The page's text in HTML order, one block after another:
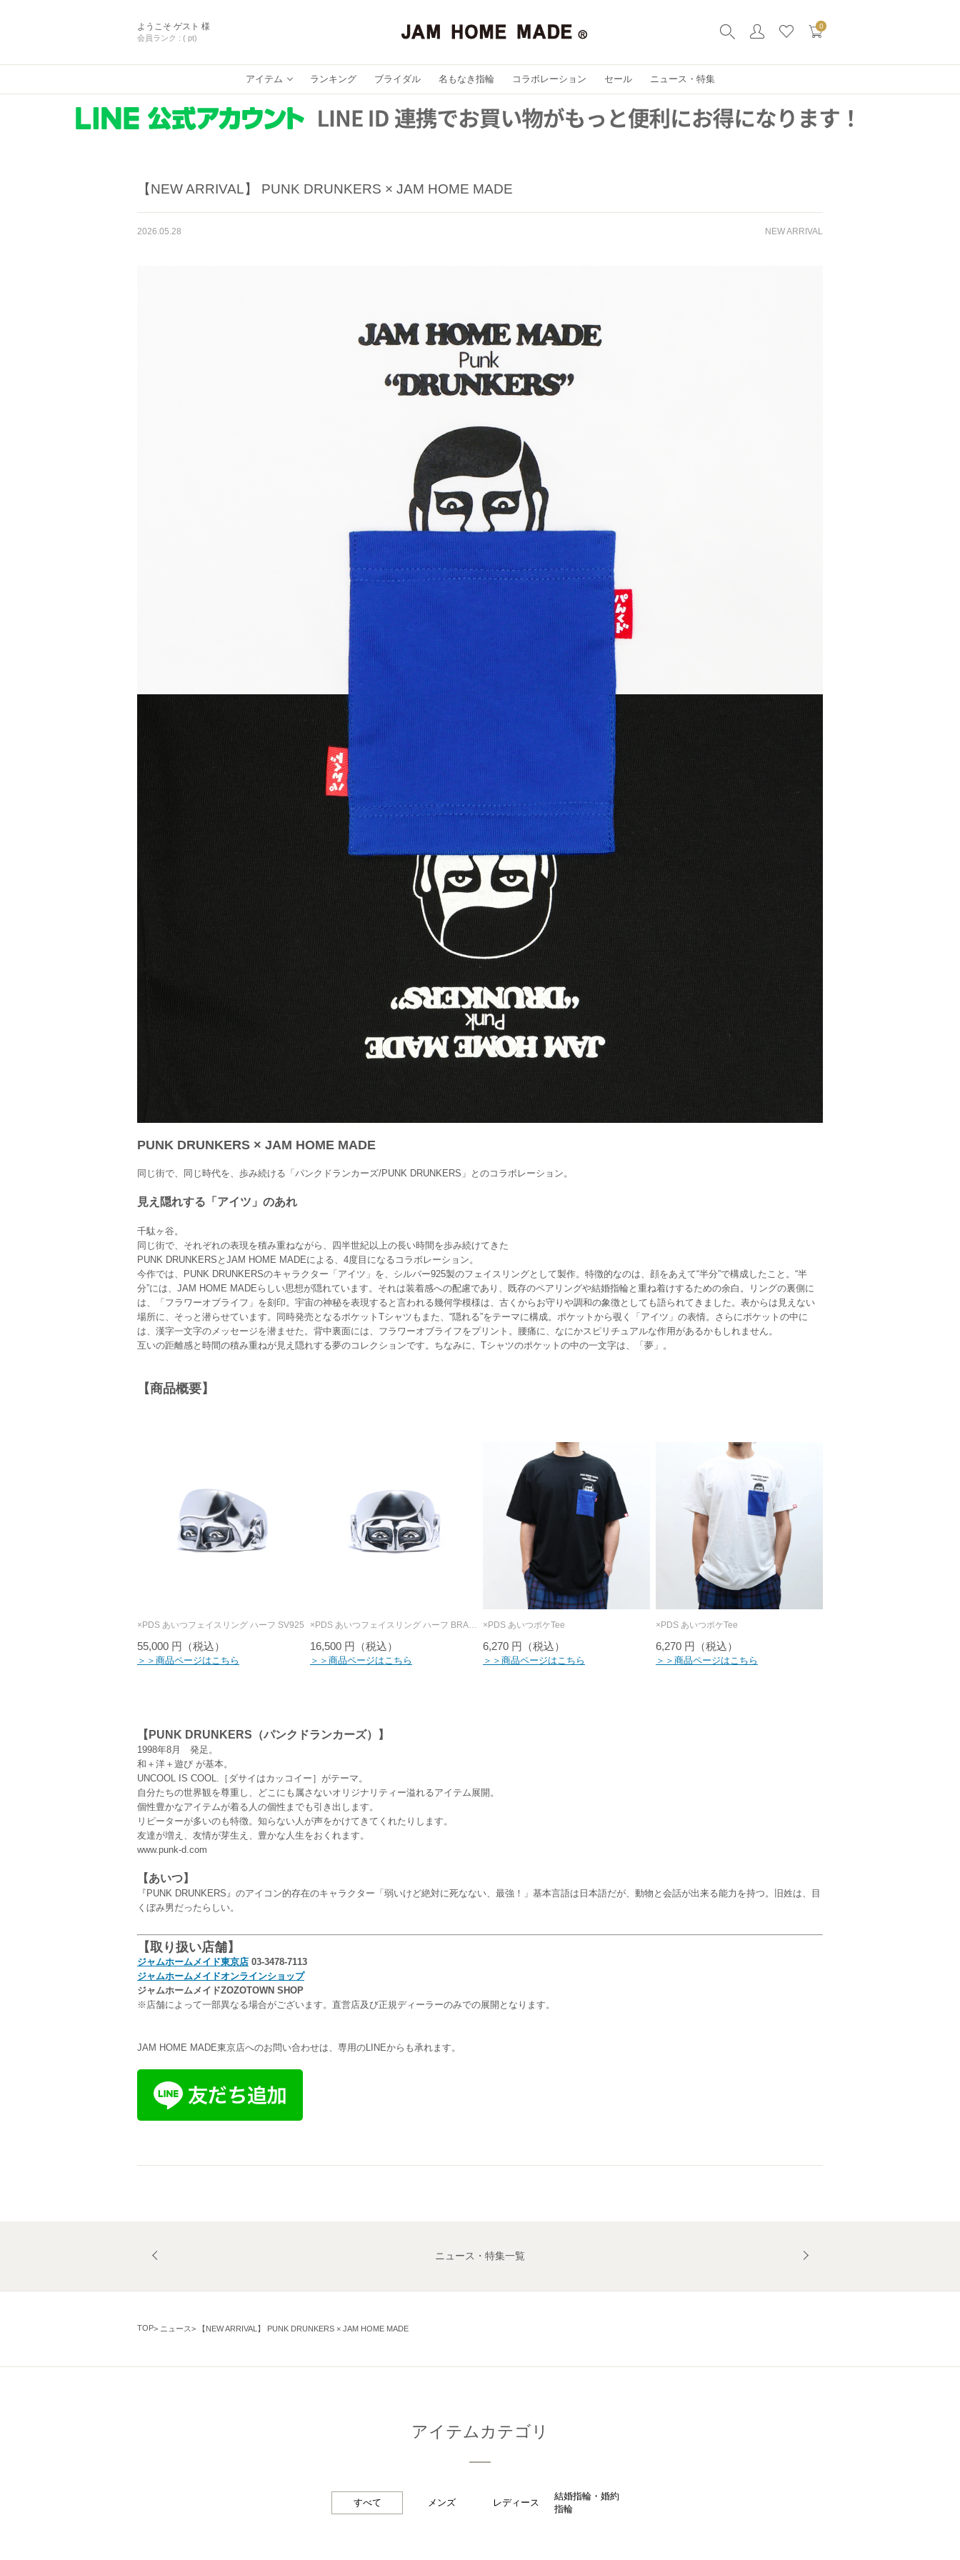
ようこそ ゲスト 様
会員ランク : ( pt)
0
アイテム ランキング ブライダル 名もなき指輪 コラボレーション セール ニュース・特集
【NEW ARRIVAL】 PUNK DRUNKERS × JAM HOME MADE
2026.05.28 NEW ARRIVAL
PUNK DRUNKERS × JAM HOME MADE
同じ街で、同じ時代を、歩み続ける「パンクドランカーズ/PUNK DRUNKERS」とのコラボレーション。
見え隠れする「アイツ」のあれ
千駄ヶ谷。
同じ街で、それぞれの表現を積み重ねながら、四半世紀以上の長い時間を歩み続けてきた
PUNK DRUNKERSとJAM HOME MADEによる、4度目になるコラボレーション。
今作では、PUNK DRUNKERSのキャラクター「アイツ」を、シルバー925製のフェイスリングとして製作。特徴的なのは、顔をあえて“半分”で構成したこと。“半
分”には、JAM HOME MADEらしい思想が隠れています。それは装着感への配慮であり、既存のペアリングや結婚指輪と重ね着けするための余白。リングの裏側に
は、「フラワーオブライフ」を刻印。宇宙の神秘を表現すると言われる幾何学模様は、古くからお守りや調和の象徴としても語られてきました。表からは見えない
場所に、そっと潜らせています。同時発売となるポケットTシャツもまた、“隠れる”をテーマに構成。ポケットから覗く「アイツ」の表情。さらにポケットの中に
は、漢字一文字のメッセージを潜ませた。背中裏面には、フラワーオブライフをプリント。腰痛に、なにかスピリチュアルな作用があるかもしれません。
互いの距離感と時間の積み重ねが見え隠れする夢のコレクションです。ちなみに、Tシャツのポケットの中の一文字は、「夢」。
【商品概要】
×PDS あいつフェイスリング ハーフ SV925
55,000 円（税込）
＞＞商品ページはこちら
×PDS あいつフェイスリング ハーフ BRASS
16,500 円（税込）
＞＞商品ページはこちら
×PDS あいつポケTee
6,270 円（税込）
＞＞商品ページはこちら
×PDS あいつポケTee
6,270 円（税込）
＞＞商品ページはこちら
【PUNK DRUNKERS（パンクドランカーズ）】
1998年8月 発足。
和＋洋＋遊び が基本。
UNCOOL IS COOL.［ダサイはカッコイー］がテーマ。
自分たちの世界観を尊重し、どこにも属さないオリジナリティー溢れるアイテム展開。
個性豊かなアイテムが着る人の個性までも引き出します。
リピーターが多いのも特徴。知らない人が声をかけてきてくれたりします。
友達が増え、友情が芽生え、豊かな人生をおくれます。
www.punk-d.com
【あいつ】
『PUNK DRUNKERS』のアイコン的存在のキャラクター「弱いけど絶対に死なない、最強！」基本言語は日本語だが、動物と会話が出来る能力を持つ。旧姓は、目
くぼみ男だったらしい。
【取り扱い店舗】
ジャムホームメイド東京店 03-3478-7113
ジャムホームメイドオンラインショップ
ジャムホームメイドZOZOTOWN SHOP
※店舗によって一部異なる場合がございます。直営店及び正規ディーラーのみでの展開となります。
JAM HOME MADE東京店へのお問い合わせは、専用のLINEからも承れます。
ニュース・特集一覧
TOP ニュース 【NEW ARRIVAL】 PUNK DRUNKERS × JAM HOME MADE
アイテムカテゴリ
すべて メンズ レディース
結婚指輪・婚約
指輪